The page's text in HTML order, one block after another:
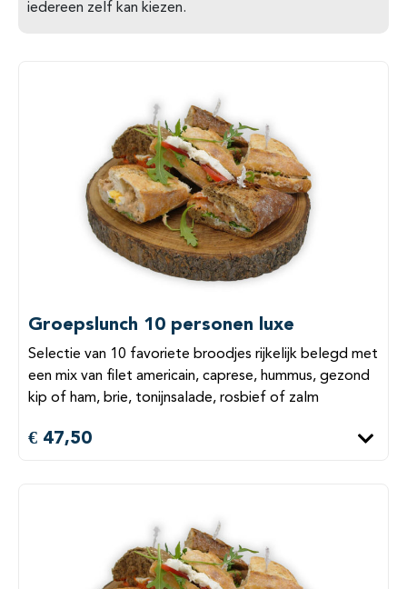
iedereen zelf kan kiezen.
Groepslunch 10 personen luxe
Selectie van 10 favoriete broodjes rijkelijk belegd met
een mix van filet americain, caprese, hummus, gezond
kip of ham, brie, tonijnsalade, rosbief of zalm
€ 47,50